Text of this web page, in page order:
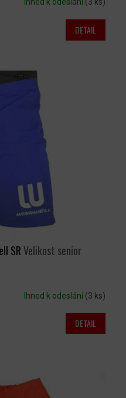
Ihned k odeslání (3 ks)
DETAIL
SR Velikost senior
Ihned k odeslání (3 ks)
DETAIL